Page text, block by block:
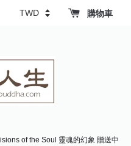
購物車
of the Soul 靈魂的幻象 贈送中